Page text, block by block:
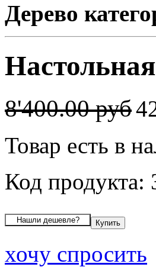
Дерево
8'400.00 руб
Товар есть в
Код продукта:
хочу спросить